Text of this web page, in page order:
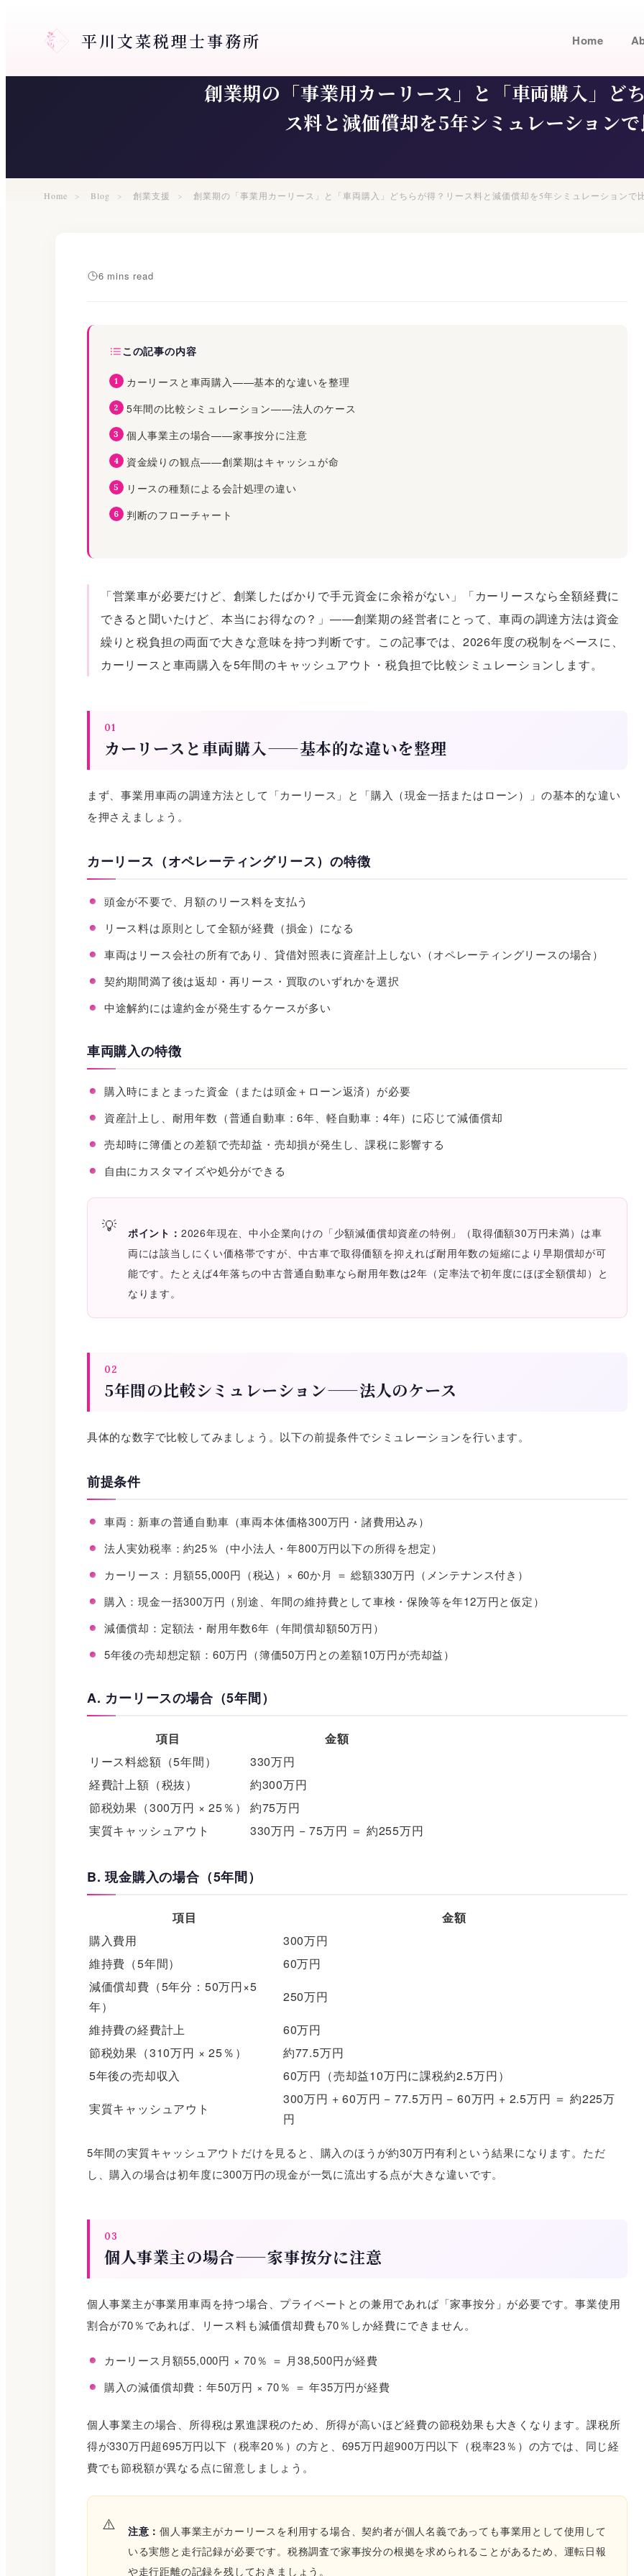
コ
へ
平川文菜税理士事務所 Home
創業期の「事業用カーリース」と「車両購入」ど
ス料と減価償却を5年シミュレーション
Home Blog 創業支援 創業期の「事業用カーリース」と「車両購入」どちらが得？リース料と減価償却を5年シミュレーションで
6 mins read
この記事の内容
カーリースと車両購入——基本的な違いを整理
5年間の比較シミュレーション——法人のケース
個人事業主の場合——家事按分に注意
資金繰りの観点——創業期はキャッシュが命
リースの種類による会計処理の違い
判断のフローチャート
「営業車が必要だけど、創業したばかりで手元資金に余裕がない」「カーリースなら全額経費に
できると聞いたけど、本当にお得なの？」——創業期の経営者にとって、車両の調達方法は資金
繰りと税負担の両面で大きな意味を持つ判断です。この記事では、2026年度の税制をベースに、
カーリースと車両購入を5年間のキャッシュアウト・税負担で比較シミュレーションします。
01
カーリースと車両購入——基本的な違いを整理
まず、事業用車両の調達方法として「カーリース」と「購入（現金一括またはローン）」の基本的な違い
を押さえましょう。
カーリース（オペレーティングリース）の特徴
頭金が不要で、月額のリース料を支払う
リース料は原則として全額が経費（損金）になる
車両はリース会社の所有であり、貸借対照表に資産計上しない（オペレーティングリースの場合）
契約期間満了後は返却・再リース・買取のいずれかを選択
中途解約には違約金が発生するケースが多い
車両購入の特徴
購入時にまとまった資金（または頭金＋ローン返済）が必要
資産計上し、耐用年数（普通自動車：6年、軽自動車：4年）に応じて減価償却
売却時に簿価との差額で売却益・売却損が発生し、課税に影響する
自由にカスタマイズや処分ができる
ポイント： 2026年現在、中小企業向けの「少額減価償却資産の特例」（取得価額30万円未満）は車
両には該当しにくい価格帯ですが、中古車で取得価額を抑えれば耐用年数の短縮により早期償却が可
能です。たとえば4年落ちの中古普通自動車なら耐用年数は2年（定率法で初年度にほぼ全額償却）と
なります。
02
5年間の比較シミュレーション——法人のケース
具体的な数字で比較してみましょう。以下の前提条件でシミュレーションを行います。
前提条件
車両：新車の普通自動車（車両本体価格300万円・諸費用込み）
法人実効税率：約25％（中小法人・年800万円以下の所得を想定）
カーリース：月額55,000円（税込）× 60か月 ＝ 総額330万円（メンテナンス付き）
購入：現金一括300万円（別途、年間の維持費として車検・保険等を年12万円と仮定）
減価償却：定額法・耐用年数6年（年間償却額50万円）
5年後の売却想定額：60万円（簿価50万円との差額10万円が売却益）
A. カーリースの場合（5年間）
項目
金額
リース料総額（5年間）
330万円
経費計上額（税抜）
約300万円
節税効果（300万円 × 25％）
約75万円
実質キャッシュアウト
330万円 − 75万円 ＝ 約255万円
B. 現金購入の場合（5年間）
項目
金額
購入費用
300万円
維持費（5年間）
60万円
減価償却費（5年分：50万円×5
年）
250万円
維持費の経費計上
60万円
節税効果（310万円 × 25％）
約77.5万円
5年後の売却収入
60万円（売却益10万円に課税約2.5万円）
実質キャッシュアウト
300万円 + 60万円 − 77.5万円 − 60万円 + 2.5万円 ＝ 約225万
円
5年間の実質キャッシュアウトだけを見ると、購入のほうが約30万円有利という結果になります。ただ
し、購入の場合は初年度に300万円の現金が一気に流出する点が大きな違いです。
03
個人事業主の場合——家事按分に注意
個人事業主が事業用車両を持つ場合、プライベートとの兼用であれば「家事按分」が必要です。事業使用
割合が70％であれば、リース料も減価償却費も70％しか経費にできません。
カーリース月額55,000円 × 70％ ＝ 月38,500円が経費
購入の減価償却費：年50万円 × 70％ ＝ 年35万円が経費
個人事業主の場合、所得税は累進課税のため、所得が高いほど経費の節税効果も大きくなります。課税所
得が330万円超695万円以下（税率20％）の方と、695万円超900万円以下（税率23％）の方では、同じ経
費でも節税額が異なる点に留意しましょう。
注意：個人事業主がカーリースを利用する場合、契約者が個人名義であっても事業用として使用して
いる実態と走行記録が必要です。税務調査で家事按分の根拠を求められることがあるため、運転日報
や走行距離の記録を残しておきましょう。